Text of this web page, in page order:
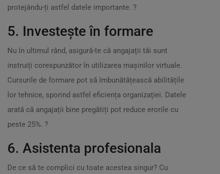
protejându-ți astfel datele importante. ?
5. Investește în formare
Nu în ultimul rând, asigură-te că angajații tăi sunt
instruiți corespunzător în utilizarea mașinilor virtuale.
Cursurile de formare pot să îmbunătățească abilitățile
lor tehnice, sporind astfel eficiența organizației. Datele
arată că angajații bine pregătiți pot reduce erorile cu
peste 25%. ?
6. Asistenta profesionala
De ce să te complici cu toate acestea singur? Cu